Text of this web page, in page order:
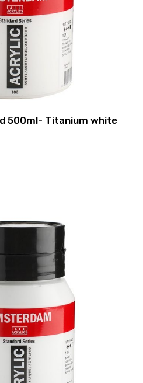
500ml- Titanium white